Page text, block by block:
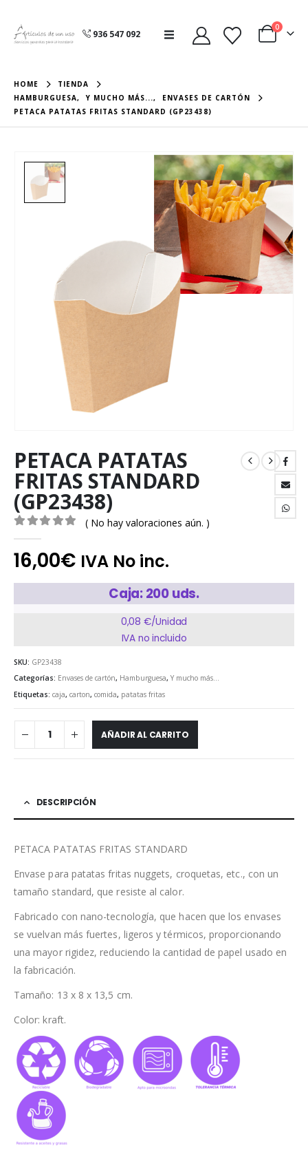
936 547 092
0
HOME
TIENDA
HAMBURGUESA, Y MUCHO MÁS...,
ENVASES DE CARTÓN
PETACA PATATAS FRITAS STANDARD (GP23438)
PETACA PATATAS
FRITAS STANDARD
(GP23438)
( No hay valoraciones aún. )
16,00€ IVA No inc.
Caja: 200 uds.
0,08 €/Unidad
IVA no incluido
SKU: GP23438
Categorías: Envases de cartón, Hamburguesa, Y mucho más...
Etiquetas: caja, carton, comida, patatas fritas
AÑADIR AL CARRITO
DESCRIPCIÓN
PETACA PATATAS FRITAS STANDARD
Envase para patatas fritas nuggets, croquetas, etc., con un
tamaño standard, que resiste al calor.
Fabricado con nano-tecnología, que hacen que los envases
se vuelvan más fuertes, ligeros y térmicos, proporcionando
una mayor rigidez, reduciendo la cantidad de papel usado en
la fabricación.
Tamaño: 13 x 8 x 13,5 cm.
Color: kraft.